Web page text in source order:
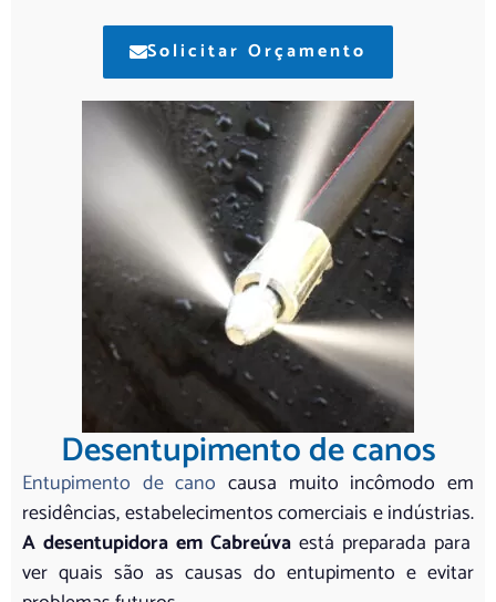
Solicitar Orçamento
Desentupimento de canos
Entupimento de cano causa muito incômodo em
residências, estabelecimentos comerciais e indústrias.
A desentupidora em Cabreúva está preparada para
ver quais são as causas do entupimento e evitar